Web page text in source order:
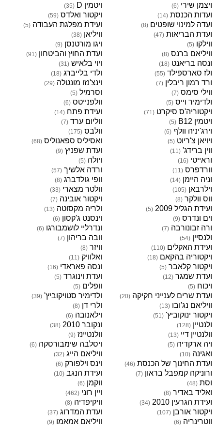
ויצמן שירי (
6
) ויטמין D (
35
)
ועדות הכנסת (
14
) ויקטור ואלדס (
59
)
ועדה למינוי שופטים (
8
) ועידת מפלגת העבודה (
5
)
ועדת הבריאות (
47
) וויליאן (
38
)
ווילקו (
5
) ויגו מורטנסן (
9
)
וויליאם ברנס (
8
) ועדת החוץ והביטחון (
91
)
ונסה בריאנט (
18
) ויוי בלאיש (
31
)
ולז סארספילד (
55
) ולדי בלייברג (
18
)
ורד רמון ריבלין (
7
) וינצ'נזו מונטלה (
29
)
ווילי סימס (
7
) וסרמיל (
5
)
ולדימיר וייס (
5
) וולפנייטס (
6
)
ויקטוריה'ס סיקרט (
71
) ועידת פתח (
14
)
ויטמין B12 (
5
) ווליום ערד (
7
)
וירג'יניה וולף (
6
) וולבס (
175
)
ויויאן צ'ריוט (
5
) ואסיליס ספאנוליס (
68
)
ווין ברידג' (
11
) ועדת שפניץ (
9
)
וראייטי (
16
) ויולה (
5
)
וורדפרס (
11
) ורדה אלשיך (
57
)
וניה היימן (
14
) וופי גולדברג (
8
)
וילרבאן (
105
) וולטר מצארי (
33
)
ווס וולקר (
8
) ויקטור אובינה (
7
)
ועידת הגליל 2009 (
5
) ולריה מקסוטה (
13
)
וים ונדרס (
9
) וינסנט ג'קסון (
6
)
ורה זבונורבה (
7
) ונדרליי לושמבורגו (
6
)
ולנסיין (
54
) וובה בריהון (
7
)
ועידת האקלים (
110
) וויזר (
8
)
ויקטוריה בהקאם (
18
) ואלוויק (
11
)
ויקטור קלאבר (
5
) ונסה פאראדי (
16
)
ועדת שמגר (
12
) ועדת וינוגרד (
5
)
ויכוח (
5
) וופלים (
5
)
ועדת שרים לענייני חקיקה (
20
) ולדימיר סטויקוביץ' (
39
)
וויליאם נג'ובו (
13
) ולרי דן (
8
)
ויקטור ינוקוביץ' (
51
) וילאנובה (
6
)
ולנטיין (
128
) ונקובר 2010 (
38
)
וולנטיין דיי (
13
) וולנטיינז (
9
)
ויה ארקדיה (
5
) ויסלבה שימבורסקה (
6
)
ואגינה (
10
) וויליאם הייג (
32
)
ועדת החינוך של הכנסת (
46
) וינס וילפורק (
6
)
ורוניקה קמפבל בראון (
7
) ועידת הנגב (
10
)
וסת (
48
) ווקמן (
6
)
ואליד באדיר (
8
) ויין רוני (
462
)
ועידת הגרעין 2010 (
34
) וויקיפדיה (
8
)
ויקטור אורבן (
107
) ועדת המדרוג (
37
)
ווטרינריה (
6
) וויליאם אמאמו (
9
)